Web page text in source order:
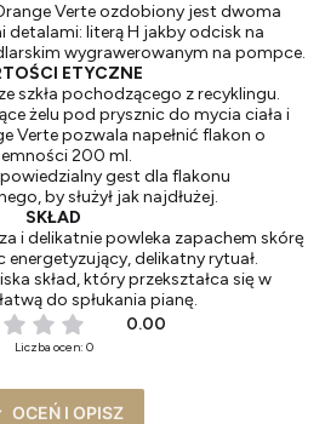
Verte ozdobiony jest dwoma
literą H jakby odcisk na
wygrawerowanym na pompce.
ETYCZNE
szkła pochodzącego z recyklingu.
żelu pod prysznic do mycia ciała i
Verte pozwala napełnić flakon o
200 ml.
gest dla flakonu
by służył jak najdłużej.
SKŁAD
i delikatnie powleka zapachem skórę
energetyzujący, delikatny rytuał.
skład, który przekształca się w
do spłukania pianę.
0.00
Liczba ocen: 0
OCEŃ I OPISZ